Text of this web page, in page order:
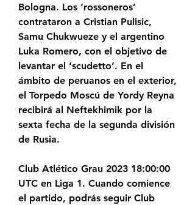
Bologna. Los ‘rossoneros’
contrataron a Cristian Pulisic,
Samu Chukwueze y el argentino
Luka Romero, con el objetivo de
levantar el ‘scudetto’. En el
ámbito de peruanos en el exterior,
el Torpedo Moscú de Yordy Reyna
recibirá al Neftekhimik por la
sexta fecha de la segunda división
de Rusia.
Club Atlético Grau 2023 18:00:00
UTC en Liga 1. Cuando comience
el partido, podrás seguir Club